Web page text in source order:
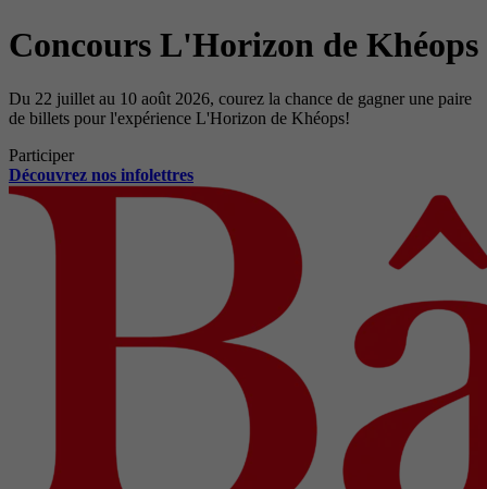
Concours L'Horizon de Khéops
Du 22 juillet au 10 août 2026, courez la chance de gagner une paire
de billets pour l'expérience L'Horizon de Khéops!
Participer
Découvrez nos infolettres